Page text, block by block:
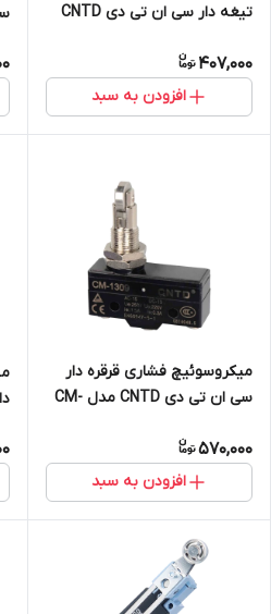
تیغه دار سی ان تی دی CNTD
407,000
افزودن به سبد
میکروسوئیچ فشاری قرقره دار
سی ان تی دی CNTD مدل CM-
570,000
افزودن به سبد